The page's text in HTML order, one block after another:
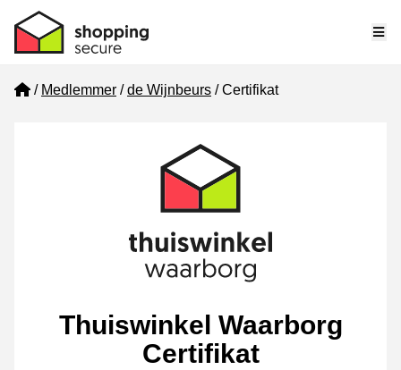
Home
Medlemmer de Wijnbeurs Certifikat
Thuiswinkel Waarborg
Certifikat